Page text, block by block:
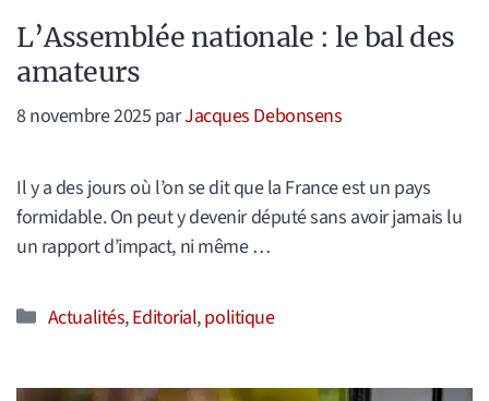
L’Assemblée nationale : le bal des
amateurs
8 novembre 2025 parJacques Debonsens
Il y a des jours où l’on se dit que la France est un pays
formidable. On peut y devenir député sans avoir jamais lu
un rapport d’impact, ni même …
Catégories
Actualités,Editorial,politique